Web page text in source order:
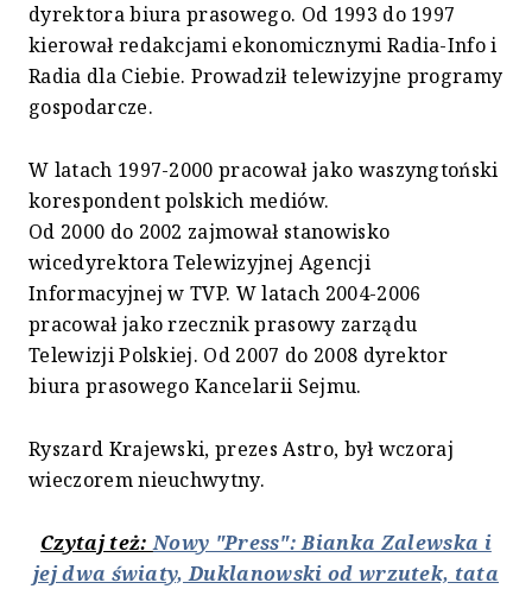
dyrektora biura prasowego. Od 1993 do 1997
kierował redakcjami ekonomicznymi Radia-Info i
Radia dla Ciebie. Prowadził telewizyjne programy
gospodarcze.
W latach 1997-2000 pracował jako waszyngtoński
korespondent polskich mediów.
Od 2000 do 2002 zajmował stanowisko
wicedyrektora Telewizyjnej Agencji
Informacyjnej w TVP. W latach 2004-2006
pracował jako rzecznik prasowy zarządu
Telewizji Polskiej. Od 2007 do 2008 dyrektor
biura prasowego Kancelarii Sejmu.
Ryszard Krajewski, prezes Astro, był wczoraj
wieczorem nieuchwytny.
Czytaj też:Nowy "Press": Bianka Zalewska i
jej dwa światy, Duklanowski od wrzutek, tata